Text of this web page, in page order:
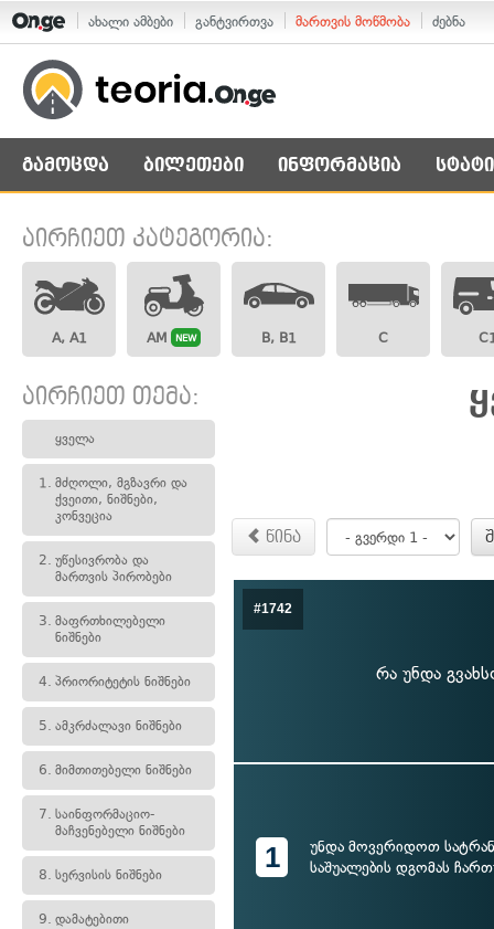
ახალი ამბები განტვირთვა მართვის მოწმობა ძებნა
გამოცდა ბილეთები ინფორმაცია
აირჩიეთ კატეგორია:
A, A1 AM NEW B, B1 C
აირჩიეთ თემა:
ყველა
1. მძღოლი, მგზავრი და
ქვეითი, ნიშნები,
კონვეცია
2. უწესივრობა და
მართვის პირობები
3. მაფრთხილებელი
ნიშნები
4. პრიორიტეტის ნიშნები
5. ამკრძალავი ნიშნები
6. მიმთითებელი ნიშნები
7. საინფორმაციო-
მაჩვენებელი ნიშნები
8. სერვისის ნიშნები
9. დამატებითი
წინა
#1742
რა უნდა
1
უნდა მოვერიდოთ
საშუალების დგომას